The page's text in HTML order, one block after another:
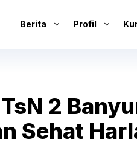
Berita Profil
2
Sehat